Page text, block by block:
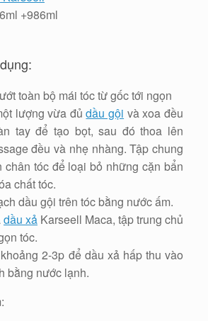
+986ml
toàn bộ mái tóc từ gốc tới ngọn
lượng vừa đủdầu gội và xoa đều
tay để tạo bọt, sau đó thoa lên
đều và nhẹ nhàng. Tập chung
chân tóc để loại bỏ những cặn bẩn
chất tóc.
dầu gội trên tóc bằng nước ấm.
dầu xả Karseell Maca, tập trung chủ
tóc.
2-3p để dầu xả hấp thu vào
bằng nước lạnh.